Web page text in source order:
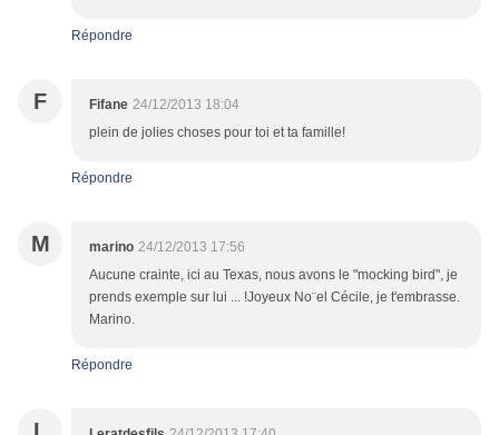
Répondre
F Fifane 24/12/2013 18:04
plein de jolies choses pour toi et ta famille!
Répondre
M marino 24/12/2013 17:56
Aucune crainte, ici au Texas, nous avons le "mocking bird", je
prends exemple sur lui ... !Joyeux No¨el Cécile, je t'embrasse.
Marino.
Répondre